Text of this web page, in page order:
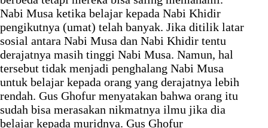
Nabi Musa ketika belajar kepada Nabi Khidir
pengikutnya (umat) telah banyak. Jika ditilik latar
sosial antara Nabi Musa dan Nabi Khidir tentu
derajatnya masih tinggi Nabi Musa. Namun, hal
tersebut tidak menjadi penghalang Nabi Musa
untuk belajar kepada orang yang derajatnya lebih
rendah. Gus Ghofur menyatakan bahwa orang itu
sudah bisa merasakan nikmatnya ilmu jika dia
belajar kepada muridnya. Gus Ghofur